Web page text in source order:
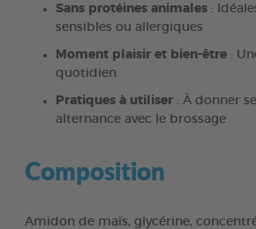
Sans protéines animales :
sensibles ou allergiques
Moment plaisir et bien-être :
quotidien
Pratiques à utiliser : À donner
alternance avec le brossage
Composition
Amidon de maïs, glycérine,